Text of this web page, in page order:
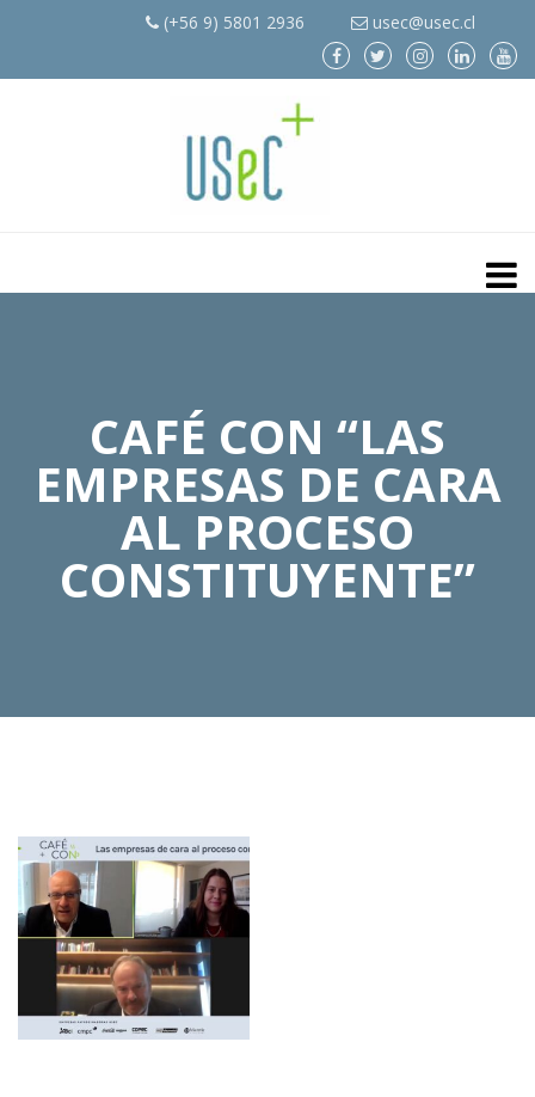
(+56 9) 5801 2936 usec@usec.cl
CAFÉ CON “LAS
EMPRESAS DE CARA
AL PROCESO
CONSTITUYENTE”